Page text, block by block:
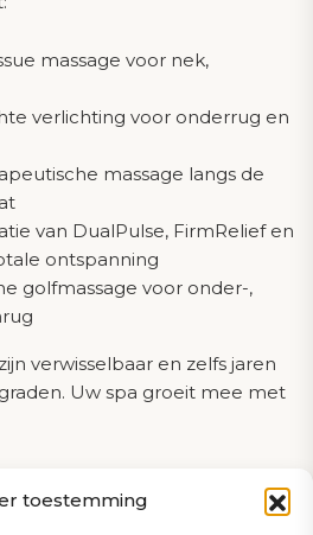
toestemming
massage voor nek,
verlichting voor onderrug en
massage langs de
van DualPulse, FirmRelief en
ontspanning
golfmassage voor onder-,
verwisselbaar en zelfs jaren
Uw spa groeit mee met